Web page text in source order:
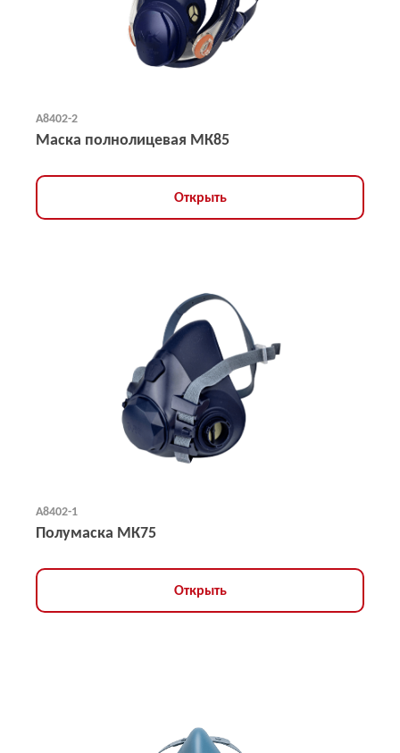
А8402-2
Маска полнолицевая МК85
Открыть
А8402-1
Полумаска МК75
Открыть